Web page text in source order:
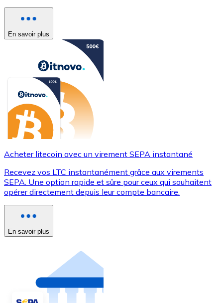
En savoir plus
Acheter litecoin avec un virement SEPA instantané
Recevez vos LTC instantanément grâce aux virements
SEPA. Une option rapide et sûre pour ceux qui souhaitent
opérer directement depuis leur compte bancaire.
En savoir plus